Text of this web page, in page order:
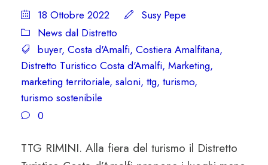
18 Ottobre 2022
Susy Pepe
News dal Distretto
buyer, Costa d'Amalfi, Costiera Amalfitana,
Distretto Turistico Costa d'Amalfi, Marketing,
marketing territoriale, saloni, ttg, turismo,
turismo sostenibile
0
TTG RIMINI. Alla fiera del turismo il Distretto